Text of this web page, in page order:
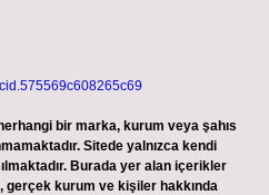
bir marka, kurum veya şahıs
Sitede yalnızca kendi
Burada yer alan içerikler
gerçek kurum ve kişiler hakkında